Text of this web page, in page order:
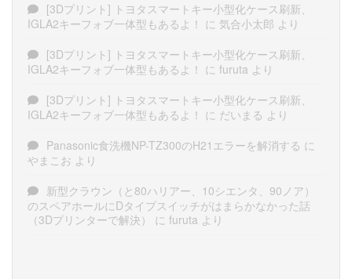
[3Dプリント] トヨタスマートキー小型化ケース刷新、
IGLA2キーフォブ一体型もあるよ！ に 気合小太郎 より
[3Dプリント] トヨタスマートキー小型化ケース刷新、
IGLA2キーフォブ一体型もあるよ！ に furuta より
[3Dプリント] トヨタスマートキー小型化ケース刷新、
IGLA2キーフォブ一体型もあるよ！ に だいまる より
Panasonic食洗機NP-TZ300のH21エラーを解消する に
やまこお より
新型クラウン（と80ハリアー、10シエンタ、90ノア）
のスペアホールにDタイプスイッチがはまらかなかった話
（3Dプリンターで解決）
に furuta より